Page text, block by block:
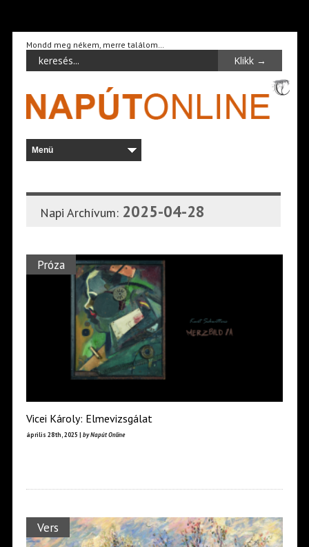
Mondd meg nékem, merre találom…
Napi Archívum: 2025-04-28
Próza
Vicei Károly: Elmevizsgálat
április 28th, 2025 | by Napút Online
Vers